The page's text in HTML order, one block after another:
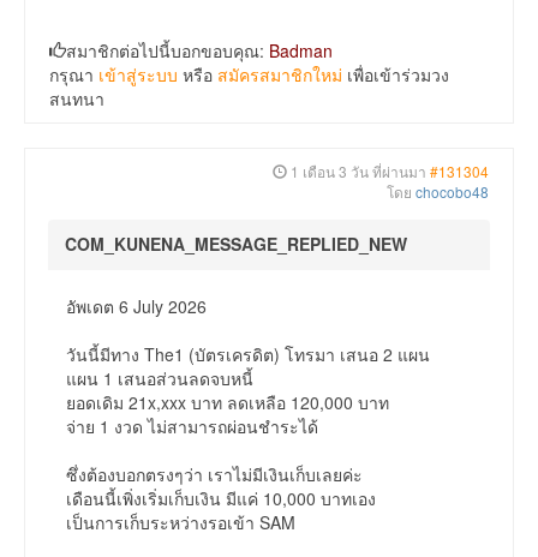
สมาชิกต่อไปนี้บอกขอบคุณ: Badman
กรุณา เข้าสู่ระบบ หรือ สมัครสมาชิกใหม่ เพื่อเข้าร่วมวง
สนทนา
1 เดือน 3 วัน ที่ผ่านมา #131304
โดย chocobo48
COM_KUNENA_MESSAGE_REPLIED_NEW
อัพเดต 6 July 2026
วันนี้มีทาง The1 (บัตรเครดิต) โทรมา เสนอ 2 แผน
แผน 1 เสนอส่วนลดจบหนี้
ยอดเดิม 21x,xxx บาท ลดเหลือ 120,000 บาท
จ่าย 1 งวด ไม่สามารถผ่อนชำระได้
ซึ่งต้องบอกตรงๆว่า เราไม่มีเงินเก็บเลยค่ะ
เดือนนี้เพิ่งเริ่มเก็บเงิน มีแค่ 10,000 บาทเอง
เป็นการเก็บระหว่างรอเข้า SAM